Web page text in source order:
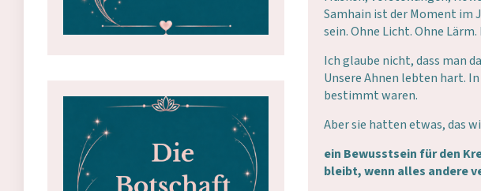
Samhain ist der Moment im
sein. Ohne Licht. Ohne Lärm.
Ich glaube nicht, dass man
Unsere Ahnen lebten hart.
bestimmt waren.
Aber sie hatten etwas, das
ein Bewusstsein für den
bleibt, wenn alles andere